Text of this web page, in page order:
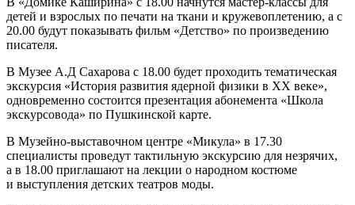
детей и взрослых по печати на ткани и кружевоплетению, а с
20.00 будут показывать фильм «Детство» по произведению
писателя.
В Музее А.Д Сахарова с 18.00 будет проходить тематическая
экскурсия «История развития ядерной физики в ХХ веке»,
одновременно состоится презентация абонемента «Школа
экскурсовода» по Пушкинской карте.
В Музейно-выставочном центре «Микула» в 17.30
специалисты проведут тактильную экскурсию для незрячих,
а в 18.00 приглашают на лекции о народном костюме
и выступления детских театров моды.